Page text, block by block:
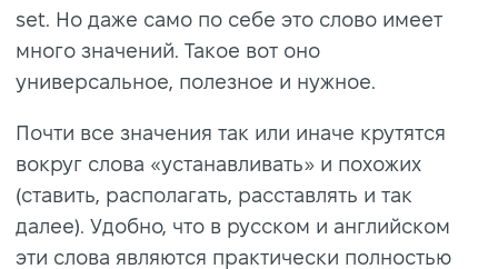
set. Но даже само по себе это слово имеет
много значений. Такое вот оно
универсальное, полезное и нужное.
Почти все значения так или иначе крутятся
вокруг слова «устанавливать» и похожих
(ставить, располагать, расставлять и так
далее). Удобно, что в русском и английском
эти слова являются практически полностью